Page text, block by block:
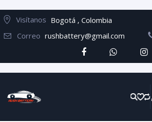
Visítanos Bogotá , Colombia
Correo rushbattery@gmail.com